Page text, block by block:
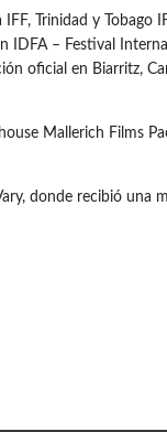
Trinidad y
IDFA – Festival
oficial en Biarritz,
Mallerich Films
donde recibió una